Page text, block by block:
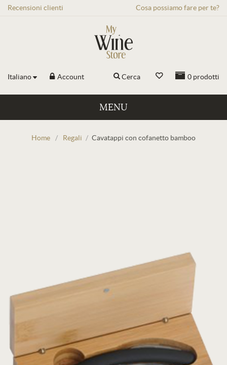
Recensioni clienti Cosa possiamo fare per te?
Italiano Account 0 prodotti
Cerca
MENU
Home / Regali / Cavatappi con cofanetto bamboo